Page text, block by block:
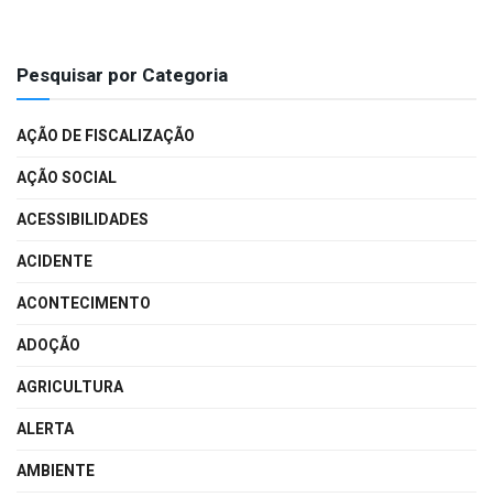
Pesquisar por Categoria
AÇÃO DE FISCALIZAÇÃO
AÇÃO SOCIAL
ACESSIBILIDADES
ACIDENTE
ACONTECIMENTO
ADOÇÃO
AGRICULTURA
ALERTA
AMBIENTE